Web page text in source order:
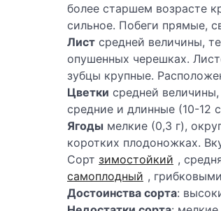
более старшем возрасте
сильное. Побеги прямые,
Лист средней величины,
опушенных черешках.
зубцы крупные.
Цветки средней
средние и длинные (10-12
Ягоды мелкие (0,3 г),
коротких плодоножках.
Сорт зимостойкий ,
самоплодный ,
Достоинства сорта: